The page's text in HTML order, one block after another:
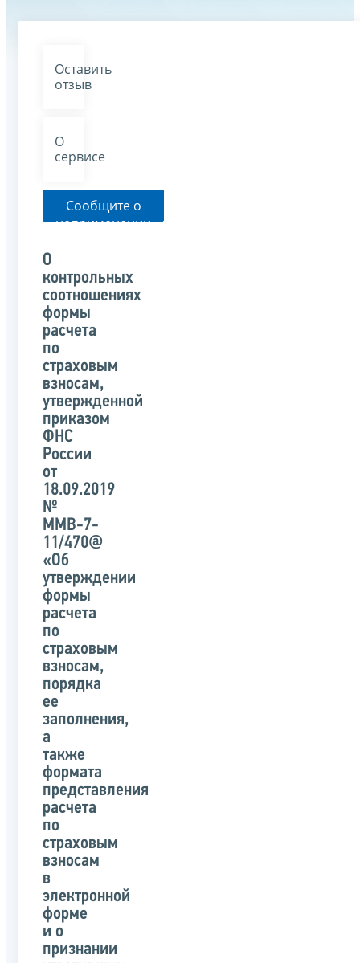
Оставить
отзыв
О
сервисе
Сообщите о
неприменении
указанного
письма
О
контрольных
соотношениях
формы
расчета
по
страховым
взносам,
утвержденной
приказом
ФНС
России
от
18.09.2019
№
ММВ-7-
11/470@
«Об
утверждении
формы
расчета
по
страховым
взносам,
порядка
ее
заполнения,
а
также
формата
представления
расчета
по
страховым
взносам
в
электронной
форме
и о
признании